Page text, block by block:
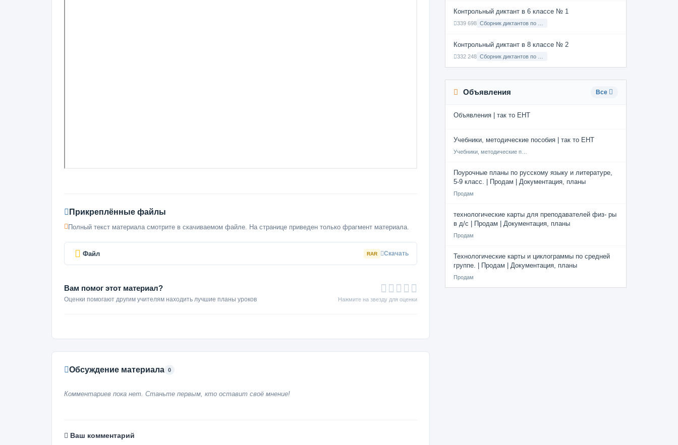
Прикреплённые файлы
Полный текст материала смотрите в скачиваемом файле. На странице приведен только фрагмент материала.
Файл RAR Скачать
Вам помог этот материал?
Оценки помогают другим учителям находить лучшие планы уроков Нажмите на звезду для оценки
Обсуждение материала 0
Комментариев пока нет. Станьте первым, кто оставит своё мнение!
Ваш комментарий
Контрольный диктант в 6 классе № 1
339 698
Контрольный диктант в 8 классе № 2
332 248
Объявления Все
Объявления | так то ЕНТ
Учебники, методические пособия | так то ЕНТ
Поурочные планы по русскому языку и литературе,
5-9 класс. | Продам | Документация, планы
Продам
технологические карты для преподавателей физ- ры
в д/с | Продам | Документация, планы
Продам
Технологические карты и циклограммы по средней
группе. | Продам | Документация, планы
Продам